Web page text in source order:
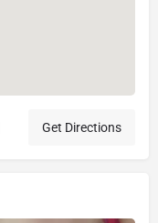
Get Directions